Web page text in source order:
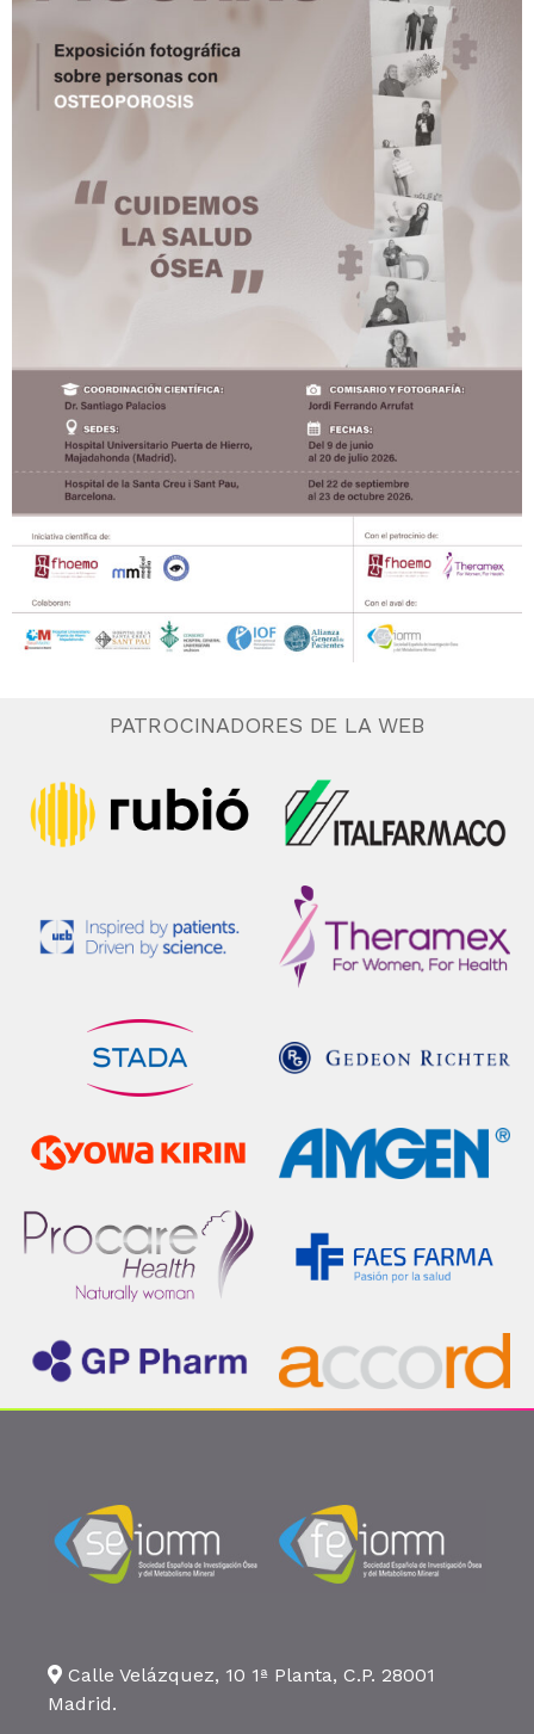
PATROCINADORES DE LA WEB
Calle Velázquez, 10 1ª Planta, C.P. 28001
Madrid.